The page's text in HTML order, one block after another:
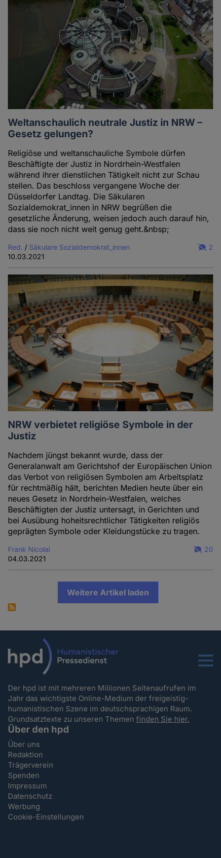
Weltanschaulich neutrale Justiz in NRW –
Gesetz gelungen?
Religiöse und weltanschauliche Symbole dürfen
Beschäftigte der Justiz in Nordrhein-Westfalen
während ihrer dienstlichen Tätigkeit nicht zur Schau
stellen. Das beschloss vergangene Woche der
Düsseldorfer Landtag. Die Säkularen
Sozialdemokrat_innen in NRW begrüßen die
gesetzliche Änderung, weisen jedoch auch darauf hin,
dass sie noch nicht weit genug geht.&nbsp;
Red. / Säkulare Sozialdemokrat_innen
10.03.2021
2
NRW verbietet religiöse Symbole in der
Justiz
Nachdem jüngst bekannt wurde, dass der
Generalanwalt am Gerichtshof der Europäischen Union
das Verbot von religiösen Symbolen am Arbeitsplatz
für rechtmäßig hält, berichten Medien heute über ein
neues Gesetz in Nordrhein-Westfalen, welches
Beschäftigten der Justiz untersagt, in Gerichten und
bei Ausübung hoheitsrechtlicher Tätigkeiten religiös
geprägten Symbole oder Kleidungstücke zu tragen.
Frank Nicolai
04.03.2021
20
Weitere Artikel laden
Menu
Der hpd ist mit mehreren Millionen Seitenaufrufen im
Jahr das wichtigste Online-Medium der freigeistig-
humanistischen Szene im deutschsprachigen Raum.
Grundsatztexte zu unseren Themenfinden Sie hier.
Über den hpd
Über uns
Redaktion
Trägerverein
Spenden
Impressum
Datenschutz
Werbung
Cookie-Einstellungen